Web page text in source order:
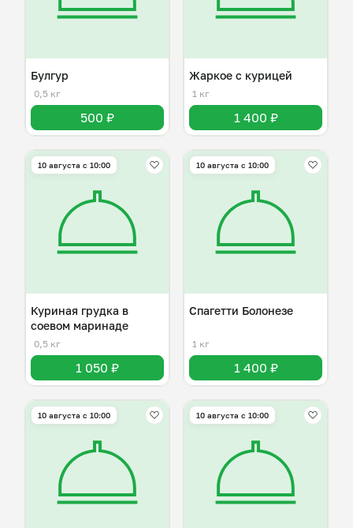
Булгур
0,5 кг
500 ₽
Жаркое с курицей
1 кг
1 400 ₽
10 августа с 10:00
Куриная грудка в
соевом маринаде
0,5 кг
1 050 ₽
10 августа с 10:00
Спагетти Болонезе
1 кг
1 400 ₽
10 августа с 10:00 10 августа с 10:00